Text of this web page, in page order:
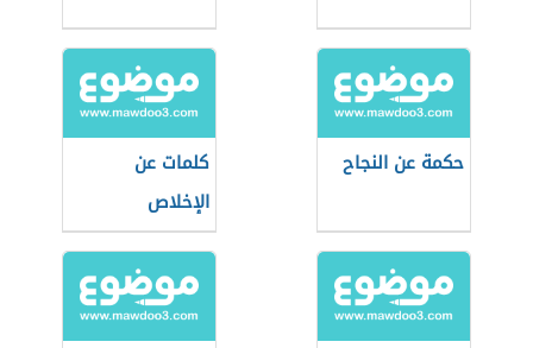
حكمة عن النجاح
كلمات عن
الإخلاص